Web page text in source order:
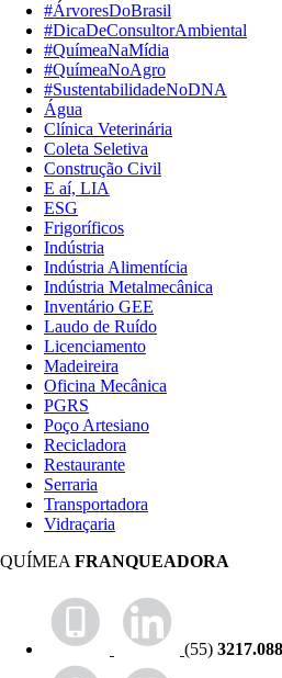
#ÁrvoresDoBrasil
#DicaDeConsultorAmbiental
#QuímeaNaMídia
#QuímeaNoAgro
#SustentabilidadeNoDNA
Água
Clínica Veterinária
Coleta Seletiva
Construção Civil
E aí, LIA
ESG
Frigoríficos
Indústria
Indústria Alimentícia
Indústria Metalmecânica
Inventário GEE
Laudo de Ruído
Licenciamento
Madeireira
Oficina Mecânica
PGRS
Poço Artesiano
Recicladora
Restaurante
Serraria
Transportadora
Vidraçaria
QUÍMEAFRANQUEADORA
(55)